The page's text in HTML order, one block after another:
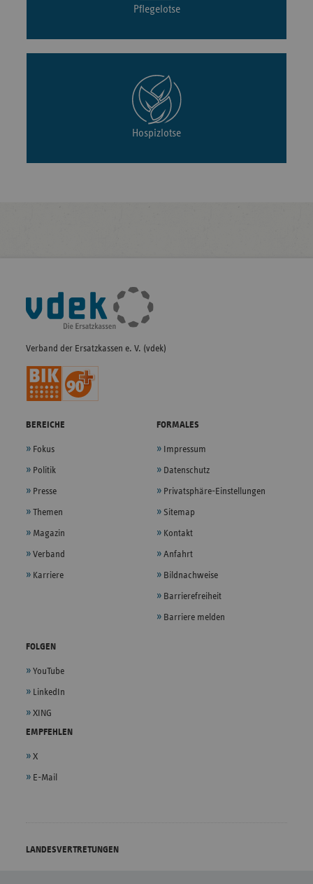
Pflegelotse
Hospizlotse
Fußleisten-
Navigation
Verband der Ersatzkassen e. V. (vdek)
BEREICHE
Fokus
Politik
Presse
Themen
Magazin
Verband
Karriere
FORMALES
Impressum
Datenschutz
Privatsphäre-Einstellungen
Sitemap
Kontakt
Anfahrt
Bildnachweise
Barrierefreiheit
Barriere melden
FOLGEN
YouTube
LinkedIn
XING
EMPFEHLEN
X
E-Mail
LANDESVERTRETUNGEN